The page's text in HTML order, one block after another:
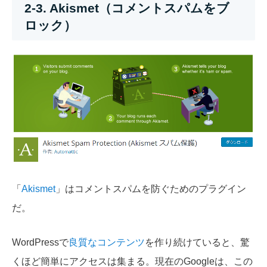
2-3. Akismet（コメントスパムをブ
ロック）
「 Akismet」はコメントスパムを防ぐためのプラグイン
だ。
WordPressで良質なコンテンツを作り続けていると、驚
くほど簡単にアクセスは集まる。現在のGoogleは、この